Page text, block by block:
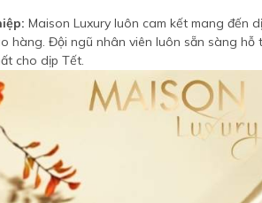
Maison Luxury luôn cam kết mang đến
hàng. Đội ngũ nhân viên luôn sẵn sàng
cho dịp Tết.